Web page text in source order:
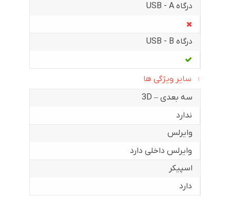
درگاه USB - A
درگاه USB - B
سایر ویژگی ها
سه بعدی – 3D
ندارد
وایرلس
وایرلس داخلی دارد
اسپیکر
دارد